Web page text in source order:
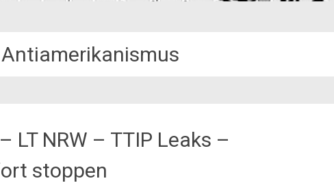
Antiamerikanismus
LT NRW – TTIP Leaks –
stoppen